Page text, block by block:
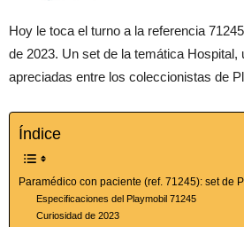
Hoy le toca el turno a la referencia
de 2023. Un set de la temática Hospital,
apreciadas entre los coleccionistas de
Índice
Paramédico con paciente (ref. 71245): set de
Especificaciones del Playmobil 71245
Curiosidad de 2023